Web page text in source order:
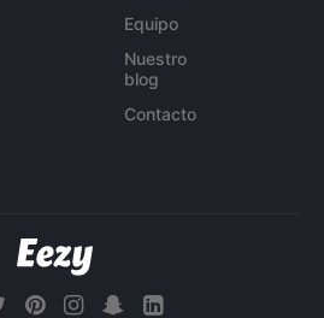
Equipo
Nuestro
blog
Contacto